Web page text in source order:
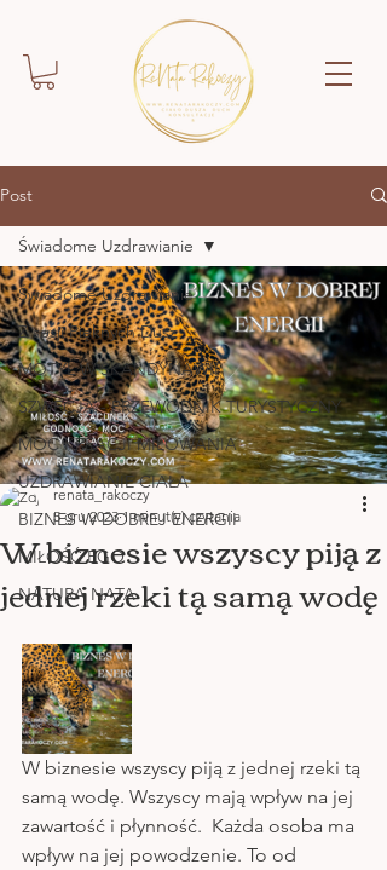
Post
Świadome Uzdrawianie
Z sesji Pięknych Dusz
MOTYL W SKANDYNAWII
SZWECJA - PRZEWODNIK TURYSTYCZNY
MOC KREACJI MIŁOWANIA
UZDRAWIANIE CIAŁA
BIZNES W DOBREJ ENERGII
MIŁOŚĆ EGO
NATURA NATA
Świadome Uzdrawianie
W biznesie wszyscy piją z
jednej rzeki tą samą wodę
renata_rakoczy
5 gru 2023 1 minut(y) czytania
W biznesie wszyscy piją z jednej rzeki tą
samą wodę. Wszyscy mają wpływ na jej
zawartość i płynność.  Każda osoba ma
wpływ na jej powodzenie. To od